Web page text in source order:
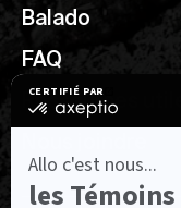
Balado
FAQ
Ressources utiles